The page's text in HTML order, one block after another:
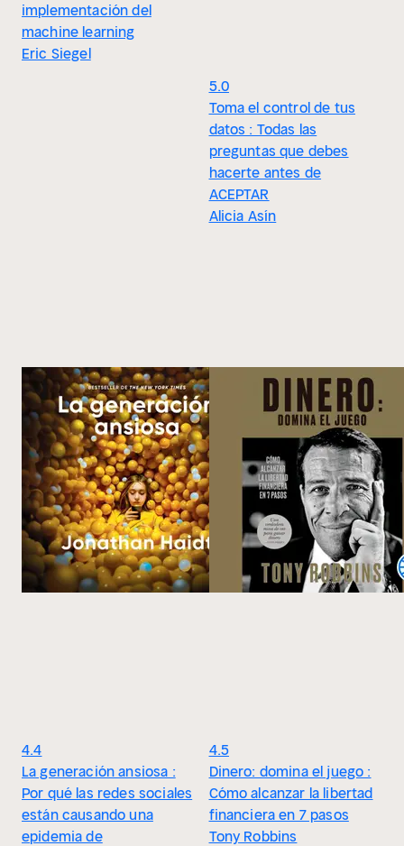
implementación del
machine learning
Eric Siegel
5.0
Toma el control de tus
datos : Todas las
preguntas que debes
hacerte antes de
ACEPTAR
Alicia Asín
4.4
La generación ansiosa :
Por qué las redes sociales
están causando una
epidemia de
4.5
Dinero: domina el juego :
Cómo alcanzar la libertad
financiera en 7 pasos
Tony Robbins